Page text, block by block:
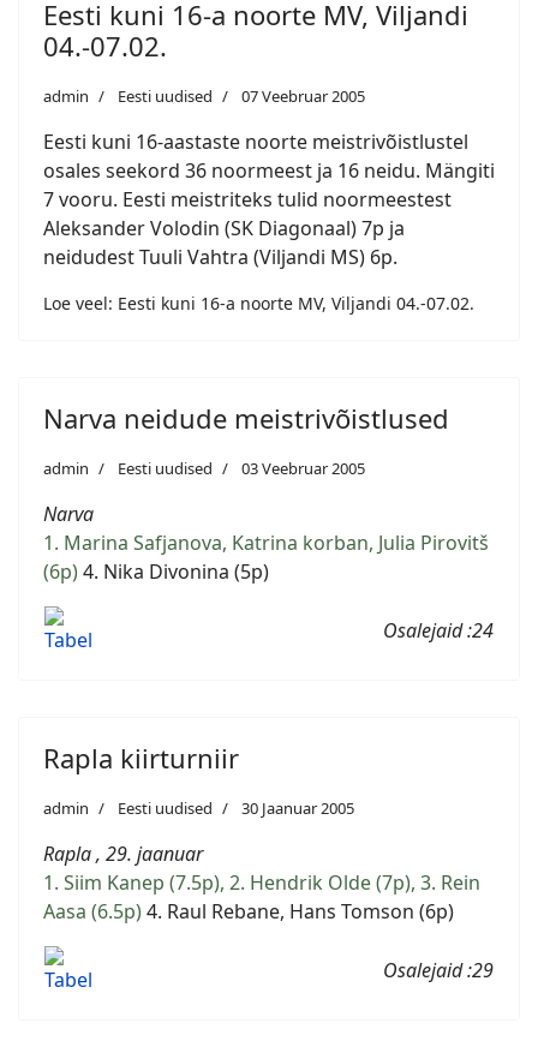
Eesti kuni 16-a noorte MV, Viljandi
04.-07.02.
admin Eesti uudised 07 Veebruar 2005
Eesti kuni 16-aastaste noorte meistrivõistlustel
osales seekord 36 noormeest ja 16 neidu. Mängiti
7 vooru. Eesti meistriteks tulid noormeestest
Aleksander Volodin (SK Diagonaal) 7p ja
neidudest Tuuli Vahtra (Viljandi MS) 6p.
Loe veel: Eesti kuni 16-a noorte MV, Viljandi 04.-07.02.
Narva neidude meistrivõistlused
admin Eesti uudised 03 Veebruar 2005
Narva
1. Marina Safjanova, Katrina korban, Julia Pirovitš
(6p)4. Nika Divonina (5p)
Tabel Osalejaid :24
Rapla kiirturniir
admin Eesti uudised 30 Jaanuar 2005
Rapla , 29. jaanuar
1. Siim Kanep (7.5p), 2. Hendrik Olde (7p), 3. Rein
Aasa (6.5p)4. Raul Rebane, Hans Tomson (6p)
Tabel Osalejaid :29